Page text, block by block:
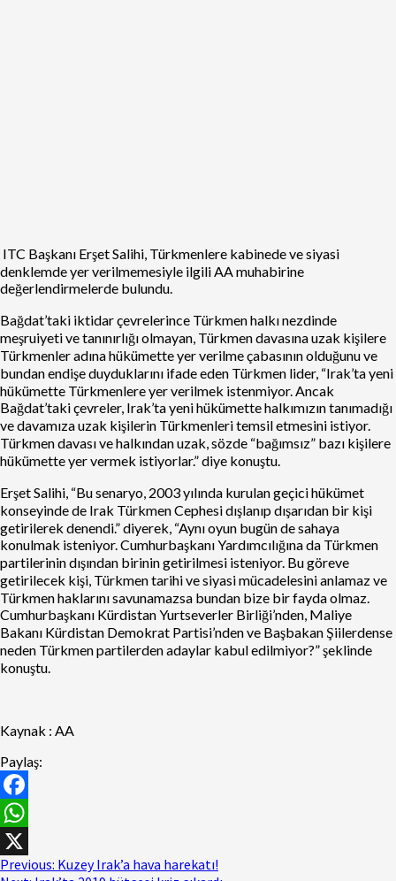
ITC Başkanı Erşet Salihi, Türkmenlere kabinede ve siyasi
denklemde yer verilmemesiyle ilgili AA muhabirine
değerlendirmelerde bulundu.
Bağdat’taki iktidar çevrelerince Türkmen halkı nezdinde
meşruiyeti ve tanınırlığı olmayan, Türkmen davasına uzak kişilere
Türkmenler adına hükümette yer verilme çabasının olduğunu ve
bundan endişe duyduklarını ifade eden Türkmen lider, “Irak’ta yeni
hükümette Türkmenlere yer verilmek istenmiyor. Ancak
Bağdat’taki çevreler, Irak’ta yeni hükümette halkımızın tanımadığı
ve davamıza uzak kişilerin Türkmenleri temsil etmesini istiyor.
Türkmen davası ve halkından uzak, sözde “bağımsız” bazı kişilere
hükümette yer vermek istiyorlar.” diye konuştu.
Erşet Salihi, “Bu senaryo, 2003 yılında kurulan geçici hükümet
konseyinde de Irak Türkmen Cephesi dışlanıp dışarıdan bir kişi
getirilerek denendi.” diyerek, “Aynı oyun bugün de sahaya
konulmak isteniyor. Cumhurbaşkanı Yardımcılığına da Türkmen
partilerinin dışından birinin getirilmesi isteniyor. Bu göreve
getirilecek kişi, Türkmen tarihi ve siyasi mücadelesini anlamaz ve
Türkmen haklarını savunamazsa bundan bize bir fayda olmaz.
Cumhurbaşkanı Kürdistan Yurtseverler Birliği’nden, Maliye
Bakanı Kürdistan Demokrat Partisi’nden ve Başbakan Şiilerdense
neden Türkmen partilerden adaylar kabul edilmiyor?” şeklinde
konuştu.
Kaynak : AA
Paylaş:
Facebook
WhatsApp
X
Previous: Kuzey Irak’a hava harekatı!